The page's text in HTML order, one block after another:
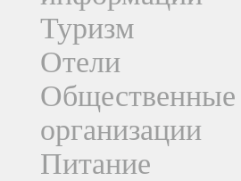
Туризм
Отели
Общественные
организации
Питание